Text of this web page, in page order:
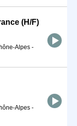
(H/F)
Alpes -
Alpes -